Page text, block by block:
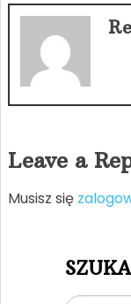
Leave a
Musisz się